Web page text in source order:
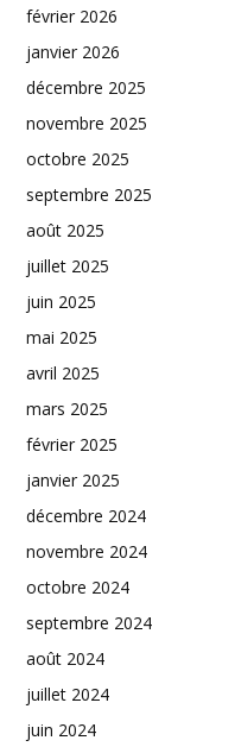
février 2026
janvier 2026
décembre 2025
novembre 2025
octobre 2025
septembre 2025
août 2025
juillet 2025
juin 2025
mai 2025
avril 2025
mars 2025
février 2025
janvier 2025
décembre 2024
novembre 2024
octobre 2024
septembre 2024
août 2024
juillet 2024
juin 2024